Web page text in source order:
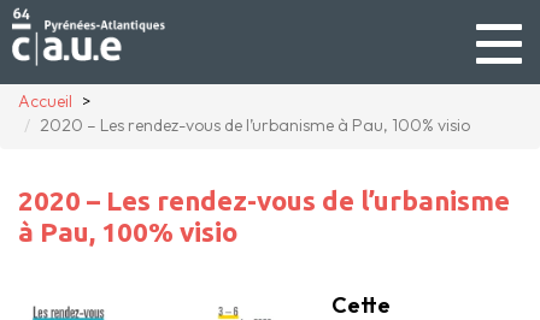
Accueil
2020 – Les rendez-vous de l’urbanisme à Pau, 100% visio
2020 – Les rendez-vous de l’urbanisme
à Pau, 100% visio
Cette